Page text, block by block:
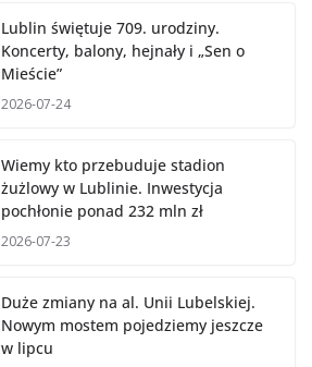
Lublin świętuje 709. urodziny.
Koncerty, balony, hejnały i „Sen o
Mieście”
2026-07-24
Wiemy kto przebuduje stadion
żużlowy w Lublinie. Inwestycja
pochłonie ponad 232 mln zł
2026-07-23
Duże zmiany na al. Unii Lubelskiej.
Nowym mostem pojedziemy jeszcze
w lipcu